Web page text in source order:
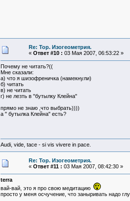
Re: Тор. Изогеометрия.
« Ответ #10 : 03 Мая 2007, 06:53:22 »
Почему не читать?((
Мне сказали:
а) что я шизофреничка (намекнули)
б) читать
в) не читать
г) не лезть в "бутылку Клейна"
прямо не знаю ,что выбрать))))
а " бутылка Клейна" есть?
Audi, vide, tace - si vis vivere in pace.
Re: Тор. Изогеометрия.
« Ответ #11 : 03 Мая 2007, 08:42:30 »
terra
вай-вай, это я про свою медитацию
просто у меня осчучение, что заныривать надо